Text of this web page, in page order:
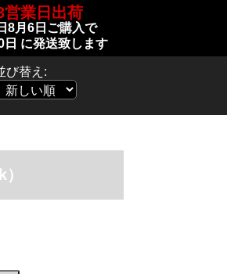
営業日出荷
8月6日 ご購入で
日 に発送致します
び替え: